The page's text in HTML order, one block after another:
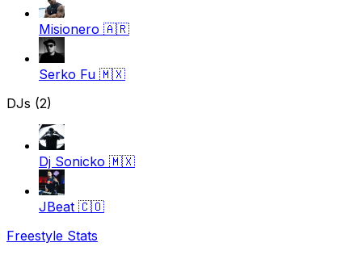
Misionero 🇦🇷
Serko Fu 🇲🇽
DJs (2)
Dj Sonicko 🇲🇽
JBeat 🇨🇴
Freestyle Stats